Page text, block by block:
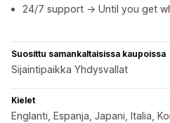
24/7 support → Until you get
Suosittu samankaltaisissa kaupoissa
Sijaintipaikka Yhdysvallat
Kielet
Englanti, Espanja, Japani, Italia,